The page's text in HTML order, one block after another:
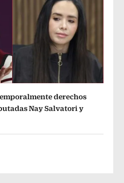
derechos
Nay Salvatori y